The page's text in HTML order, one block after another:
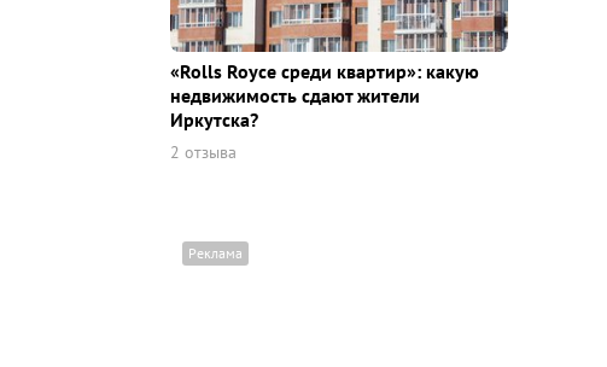
«Rolls Royce среди квaртир»: какую
недвижимость сдают жители
Иркутска?
2 отзыва